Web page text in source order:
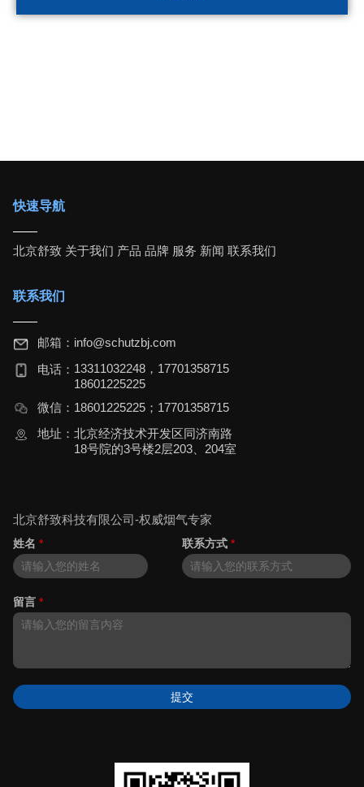
快速导航
北京舒致 关于我们 产品 品牌 服务 新闻 联系我们
联系我们
邮箱： info@schutzbj.com
电话： 13311032248，17701358715
18601225225
微信： 18601225225；17701358715
地址： 北京经济技术开发区同济南路
18号院的3号楼2层203、204室
北京舒致科技有限公司-权威烟气专家
姓名 * 联系方式 *
留言 *
提交